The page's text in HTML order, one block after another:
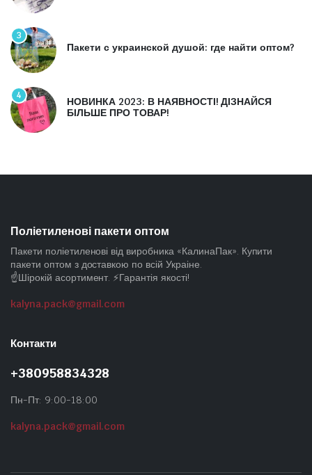
3
Пакети с украинской душой: где найти оптом?
4
НОВИНКА 2023: В НАЯВНОСТІ! ДІЗНАЙСЯ
БІЛЬШЕ ПРО ТОВАР!
Поліетиленові пакети оптом
Пакети поліетиленові від виробника «КалинаПак». Купити
пакети оптом з доставкою по всій Украіне.
☝️Шірокій асортимент. ⚡Гарантія якості!
kalyna.pack@gmail.com
Контакти
+380958834328
Пн-Пт: 9:00-18:00
kalyna.pack@gmail.com